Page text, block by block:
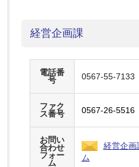
経営企画課
電話番
号
0567-55-7133
ファク
ス番号
0567-26-5516
お問い
合わせ
フォー
ム
経営企画
ム